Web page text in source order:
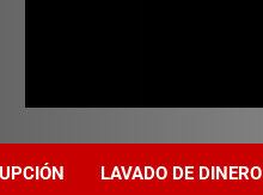
LAVADO DE DINERO